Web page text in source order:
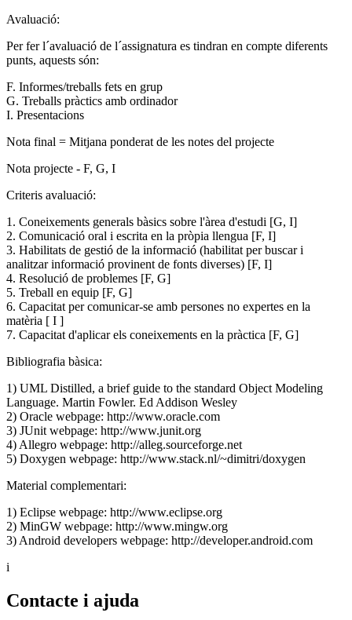
Avaluació:
Per fer l´avaluació de l´assignatura es tindran en compte diferents
punts, aquests són:
F. Informes/treballs fets en grup
G. Treballs pràctics amb ordinador
I. Presentacions
Nota final = Mitjana ponderat de les notes del projecte
Nota projecte - F, G, I
Criteris avaluació:
1. Coneixements generals bàsics sobre l'àrea d'estudi [G, I]
2. Comunicació oral i escrita en la pròpia llengua [F, I]
3. Habilitats de gestió de la informació (habilitat per buscar i
analitzar informació provinent de fonts diverses) [F, I]
4. Resolució de problemes [F, G]
5. Treball en equip [F, G]
6. Capacitat per comunicar-se amb persones no expertes en la
matèria [ I ]
7. Capacitat d'aplicar els coneixements en la pràctica [F, G]
Bibliografia bàsica:
1) UML Distilled, a brief guide to the standard Object Modeling
Language. Martin Fowler. Ed Addison Wesley
2) Oracle webpage: http://www.oracle.com
3) JUnit webpage: http://www.junit.org
4) Allegro webpage: http://alleg.sourceforge.net
5) Doxygen webpage: http://www.stack.nl/~dimitri/doxygen
Material complementari:
1) Eclipse webpage: http://www.eclipse.org
2) MinGW webpage: http://www.mingw.org
3) Android developers webpage: http://developer.android.com
i
Contacte i ajuda